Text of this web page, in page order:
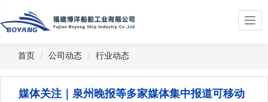
首页 公司动态 行业动态
媒体关注｜泉州晚报等多家媒体集中报道可移动